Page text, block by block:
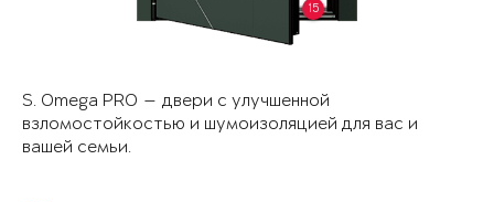
15
S. Omega PRO — двери с улучшенной
взломостойкостью и шумоизоляцией для вас и
вашей семьи.